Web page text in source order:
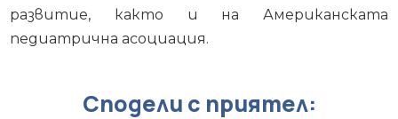
развитие, както и на Американската
педиатрична асоциация.
Сподели с приятел: